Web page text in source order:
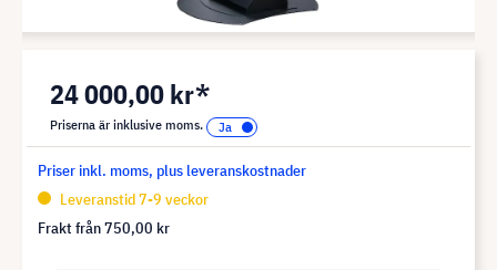
24 000,00 kr*
Priserna är inklusive moms.
Priser inkl. moms, plus leveranskostnader
Leveranstid 7-9 veckor
Frakt från750,00 kr